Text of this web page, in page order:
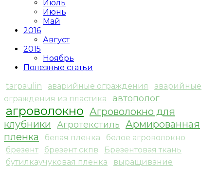
Июль
Июнь
Май
2016
Август
2015
Ноябрь
Полезные статьи
tarpaulin
аварийные ограждения
аварийные
ограждения из пластика
автополог
агроволокно Агроволокно для
клубники
Агротекстиль Армированная
пленка
белая пленка
белое агроволокно
брезент
брезент скпв
Брезентовая ткань
бутилкаучуковая пленка
выращивание